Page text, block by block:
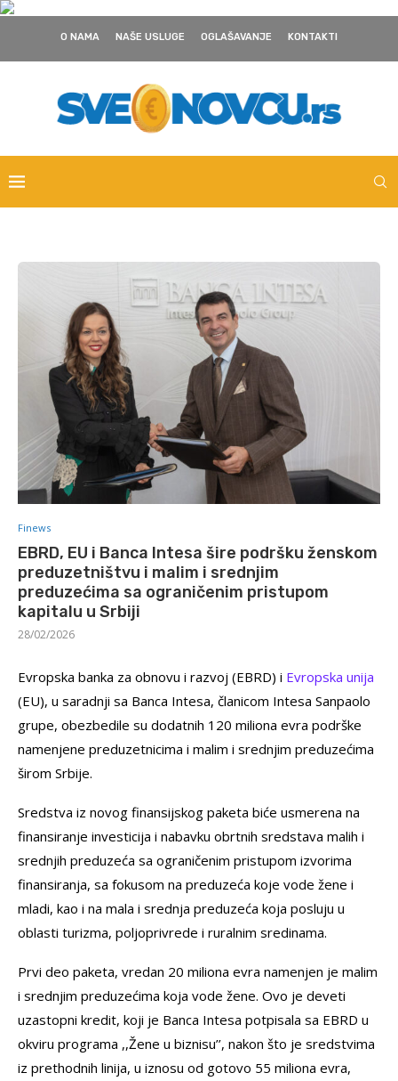
O NAMA NAŠE USLUGE OGLAŠAVANJE KONTAKTI
Finews
EBRD, EU i Banca Intesa šire podršku ženskom
preduzetništvu i malim i srednjim
preduzećima sa ograničenim pristupom
kapitalu u Srbiji
28/02/2026
Evropska banka za obnovu i razvoj (EBRD) i Evropska unija
(EU), u saradnji sa Banca Intesa, članicom Intesa Sanpaolo
grupe, obezbedile su dodatnih 120 miliona evra podrške
namenjene preduzetnicima i malim i srednjim preduzećima
širom Srbije.
Sredstva iz novog finansijskog paketa biće usmerena na
finansiranje investicija i nabavku obrtnih sredstava malih i
srednjih preduzeća sa ograničenim pristupom izvorima
finansiranja, sa fokusom na preduzeća koje vode žene i
mladi, kao i na mala i srednja preduzeća koja posluju u
oblasti turizma, poljoprivrede i ruralnim sredinama.
Prvi deo paketa, vredan 20 miliona evra namenjen je malim
i srednjim preduzećima koja vode žene. Ovo je deveti
uzastopni kredit, koji je Banca Intesa potpisala sa EBRD u
okviru programa ,,Žene u biznisu’’, nakon što je sredstvima
iz prethodnih linija, u iznosu od gotovo 55 miliona evra,